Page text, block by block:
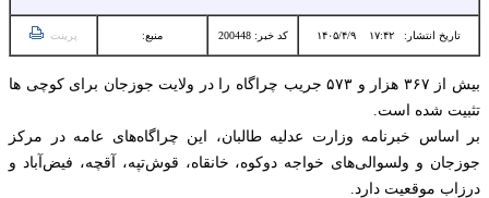
تاریخ انتشار: ۱۷:۴۲ ۱۴۰۵/۴/۹ کد خبر: 200448 منبع: پرینت
بیش از ۳۶۷ هزار و ۵۷۳ جریب چراگاه را در ولایت جوزجان برای کوچی ها
تثبیت شده است.
بر اساس خبرنامه وزارت عدلیه طالبان، این چراگاه‌های عامه در مرکز
جوزجان و ولسوالی‌های خواجه دوکوه، خانقاه، قوش‌تپه، آقچه، فیض‌آباد و
درزاب موقعیت دارد.